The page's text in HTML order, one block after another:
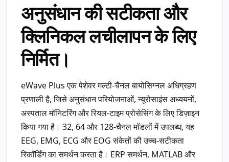
अनुसंधान की सटीकता और
क्लिनिकल लचीलापन के लिए
निर्मित।
eWave Plus एक पेशेवर मल्टी-चैनल बायोसिग्नल अधिग्रहण
प्रणाली है, जिसे अनुसंधान परियोजनाओं, न्यूरोसाइंस अध्ययनों,
अस्पताल मॉनिटरिंग और रियल-टाइम प्रोसेसिंग के लिए डिज़ाइन
किया गया है। 32, 64 और 128-चैनल मॉडलों में उपलब्ध, यह
EEG, EMG, ECG और EOG संकेतों की उच्च-सटीकता
रिकॉर्डिंग का समर्थन करता है। ERP समर्थन, MATLAB और